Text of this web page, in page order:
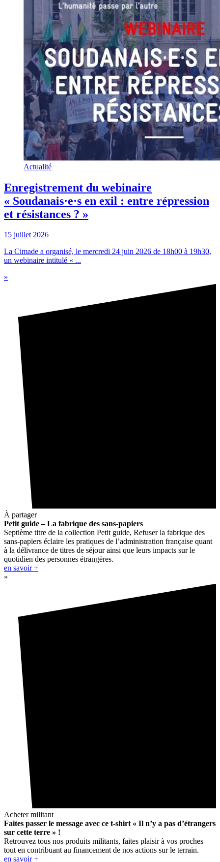
Actualité
Enregistrement du webinaire
« Soudanais·e·s en exil : entre répression
et résistances ? »
15 juillet 2026
La Cimade a organisé, le mercredi 24 juin 2026 de 18h00 à 19h30,
un webinaire intitulé « ...
»
À partager
Petit guide – La fabrique des sans-papiers
Septième titre de la collection Petit guide, Refuser la fabrique des
sans-papiers éclaire les pratiques de l’administration française quant
à la délivrance de titres de séjour ainsi que leurs impacts sur le
quotidien des personnes étrangères.
en savoir +
»
Acheter militant
Faites passer le message avec ce t-shirt « Il n’y a pas d’étrangers
sur cette terre » !
Retrouvez tous nos produits militants, faites plaisir à vos proches
tout en contribuant au financement de nos actions sur le terrain.
en savoir +